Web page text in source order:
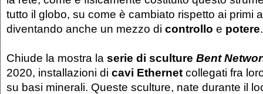
tutto il globo, su come è cambiato rispetto ai primi
diventando anche un mezzo di controllo e potere.
Chiude la mostra la serie di sculture Bent
2020, installazioni di cavi Ethernet collegati fra
su basi minerali. Queste sculture, nate durante il